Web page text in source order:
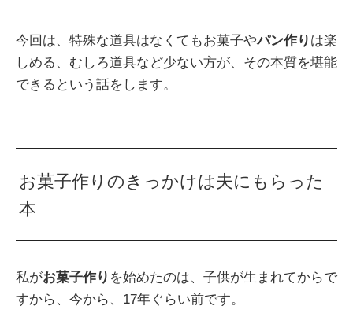
今回は、特殊な道具はなくてもお菓子やパン作り は楽
しめる、むしろ道具など少ない方が、その本質を堪能
できるという話をします。
お菓子作りのきっかけは夫にもらった
本
私がお菓子作り を始めたのは、子供が生まれてからで
すから、今から、17年ぐらい前です。